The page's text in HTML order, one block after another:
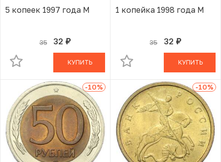
5 копеек 1997 года М
35 32 руб.
В КОРЗИНЕ
КУПИТЬ
1 копейка 1998 года М
35 32 руб.
В КОРЗИНЕ
КУПИТЬ
-10% -10%